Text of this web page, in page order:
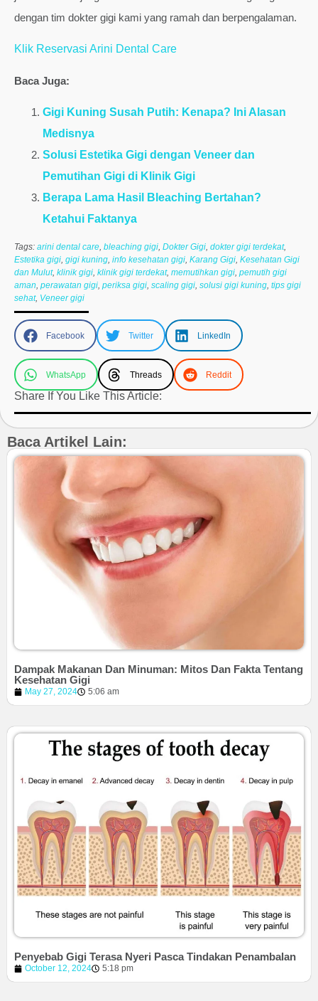
dengan tim dokter gigi kami yang ramah dan berpengalaman.
Klik Reservasi Arini Dental Care
Baca Juga:
Gigi Kuning Susah Putih: Kenapa? Ini Alasan
Medisnya
Solusi Estetika Gigi dengan Veneer dan
Pemutihan Gigi di Klinik Gigi
Berapa Lama Hasil Bleaching Bertahan?
Ketahui Faktanya
Tags: arini dental care, bleaching gigi, Dokter Gigi, dokter gigi terdekat,
Estetika gigi, gigi kuning, info kesehatan gigi, Karang Gigi, Kesehatan Gigi
dan Mulut, klinik gigi, klinik gigi terdekat, memutihkan gigi, pemutih gigi
aman, perawatan gigi, periksa gigi, scaling gigi, solusi gigi kuning, tips gigi
sehat, Veneer gigi
Facebook Twitter LinkedIn
WhatsApp Threads Reddit
Share If You Like This Article:
Baca Artikel Lain:
Dampak Makanan Dan Minuman: Mitos Dan Fakta Tentang
Kesehatan Gigi
May 27, 2024 5:06 am
Penyebab Gigi Terasa Nyeri Pasca Tindakan Penambalan
October 12, 2024 5:18 pm